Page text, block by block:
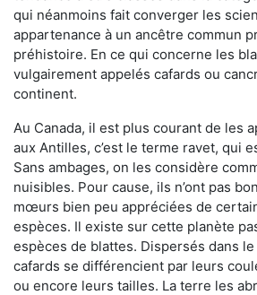
qui néanmoins fait converger les
appartenance à un ancêtre commun
préhistoire. En ce qui concerne les
vulgairement appelés cafards ou
continent.
Au Canada, il est plus courant de les
aux Antilles, c’est le terme ravet, qui
Sans ambages, on les considère
nuisibles. Pour cause, ils n’ont pas
mœurs bien peu appréciées de
espèces. Il existe sur cette planète
espèces de blattes. Dispersés dans
cafards se différencient par leurs
ou encore leurs tailles. La terre les